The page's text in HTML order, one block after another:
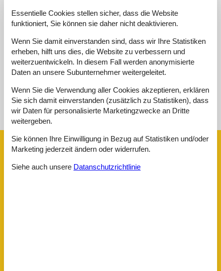
Im Freien:
Insgesamt:
Externe Bewertungen
Keine detaillierten externen Bewertungen
Siehe Häuser nebenan
Sonnenstand über dem gewählten Objekt 😎
Ausstattung
Essentielle Cookies stellen sicher, dass die Website
funktioniert, Sie können sie daher nicht deaktivieren.
Wenn Sie damit einverstanden sind, dass wir Ihre Statistiken
erheben, hilft uns dies, die Website zu verbessern und
weiterzuentwickeln. In diesem Fall werden anonymisierte
Daten an unsere Subunternehmer weitergeleitet.
Wenn Sie die Verwendung aller Cookies akzeptieren, erklären
Sie sich damit einverstanden (zusätzlich zu Statistiken), dass
wir Daten für personalisierte Marketingzwecke an Dritte
weitergeben.
Sie können Ihre Einwilligung in Bezug auf Statistiken und/oder
Marketing jederzeit ändern oder widerrufen.
Siehe auch unsere Datanschutzrichtlinie